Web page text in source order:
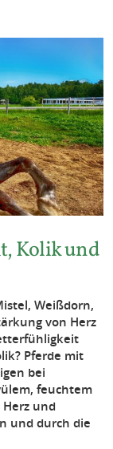
Kolik und
Weißdorn,
von Herz
Pferde mit
bei
feuchtem
und
und durch die